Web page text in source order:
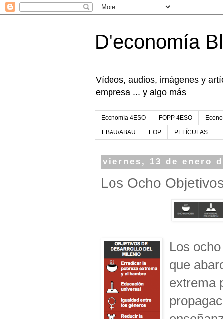
D'economía
Vídeos, audios, imágenes y
empresa ... y algo más
Economía 4ESO FOPP 4ESO
EBAU/ABAU EOP PELÍCULAS
viernes, 13 de enero
Los Ocho
Los
que
extrema